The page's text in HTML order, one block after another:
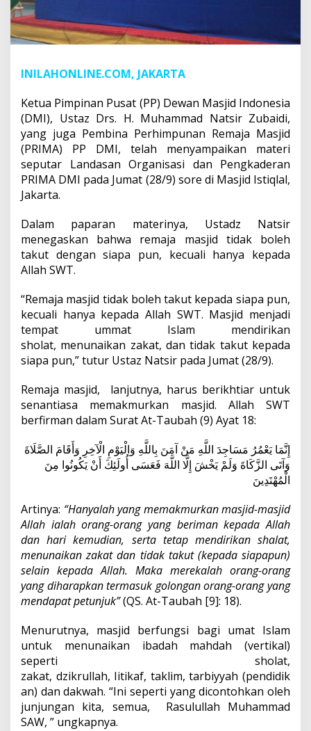
INILAHONLINE.COM, JAKARTA
Ketua Pimpinan Pusat (PP) Dewan Masjid Indonesia
(DMI), Ustaz Drs. H. Muhammad Natsir Zubaidi,
yang juga Pembina Perhimpunan Remaja Masjid
(PRIMA) PP DMI, telah menyampaikan materi
seputar Landasan Organisasi dan Pengkaderan
PRIMA DMI pada Jumat (28/9) sore di Masjid Istiqlal,
Jakarta.
Dalam paparan materinya, Ustadz Natsir
menegaskan bahwa remaja masjid tidak boleh
takut dengan siapa pun, kecuali hanya kepada
Allah SWT.
“Remaja masjid tidak boleh takut kepada siapa pun,
kecuali hanya kepada Allah SWT. Masjid menjadi
tempat ummat Islam mendirikan
sholat, menunaikan zakat, dan tidak takut kepada
siapa pun,” tutur Ustaz Natsir pada Jumat (28/9).
Remaja masjid, lanjutnya, harus berikhtiar untuk
senantiasa memakmurkan masjid. Allah SWT
berfirman dalam Surat At-Taubah (9) Ayat 18:
إِنَّمَا يَعْمُرُ مَسَاجِدَ اللَّهِ مَنْ آمَنَ بِاللَّهِ وَالْيَوْمِ الْآخِرِ وَأَقَامَ الصَّلَاةَ
وَآتَى الزَّكَاةَ وَلَمْ يَخْشَ إِلَّا اللَّهَ فَعَسَى أُولَئِكَ أَنْ يَكُونُوا مِنَ
الْمُهْتَدِينَ
Artinya: “Hanyalah yang memakmurkan masjid-masjid
Allah ialah orang-orang yang beriman kepada Allah
dan hari kemudian, serta tetap mendirikan shalat,
menunaikan zakat dan tidak takut (kepada siapapun)
selain kepada Allah. Maka merekalah orang-orang
yang diharapkan termasuk golongan orang-orang yang
mendapat petunjuk”(QS. At-Taubah [9]: 18).
Menurutnya, masjid berfungsi bagi umat Islam
untuk menunaikan ibadah mahdah (vertikal)
seperti sholat,
zakat, dzikrullah, Iitikaf, taklim, tarbiyyah (pendidik
an) dan dakwah. “Ini seperti yang dicontohkan oleh
junjungan kita, semua, Rasulullah Muhammad
SAW, ” ungkapnya.